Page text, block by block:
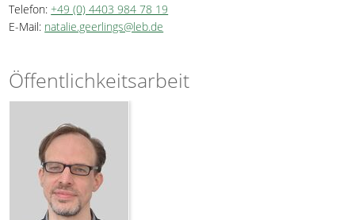
Telefon:+49 (0) 4403 984 78 19
E-Mail: natalie.geerlings@leb.de
Öffentlichkeitsarbeit